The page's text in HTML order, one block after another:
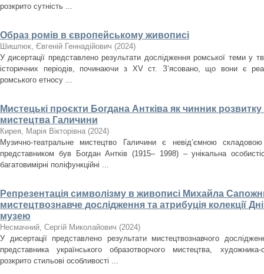
розкрито сутність ...
Образ ромів в європейському живописі
Шишлюк, Євгеній Геннадійович (2024)
У дисертації представлено результати дослідження ромської теми у
історичних періодів, починаючи з XV ст. З’ясовано, що вони є
ромського етносу ...
Мистецькі проєкти Богдана Антківа як чинник
мистецтва Галичини
Кирея, Марія Вікторівна (2024)
Музично-театральне мистецтво Галичини є невід’ємною
представником був Богдан Антків (1915– 1998) – унікальна
багатовимірні поліфункційні ...
Репрезентація символізму в живописі Михайла
мистецтвознавче дослідження та атрибуція колекції
музею
Несмачний, Сергій Миколайович (2024)
У дисертації представлено результати мистецтвознавчого
представника українського образотворчого мистецтва,
розкрито стильові особливості ...